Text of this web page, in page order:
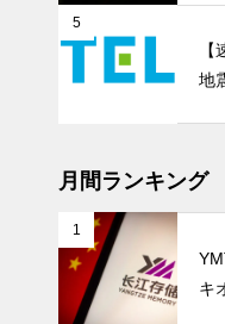
5
地
月間ランキング
1
キ